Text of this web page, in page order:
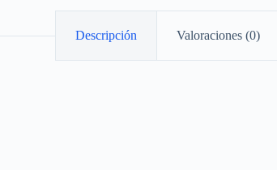
Descripción Valoraciones (0)